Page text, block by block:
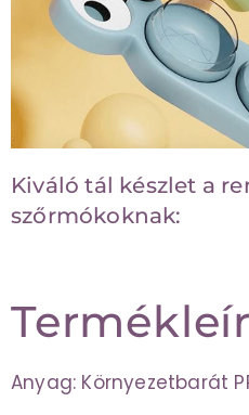
Kiváló tál készlet a
szőrmókoknak:
Anyag: Környezetbarát